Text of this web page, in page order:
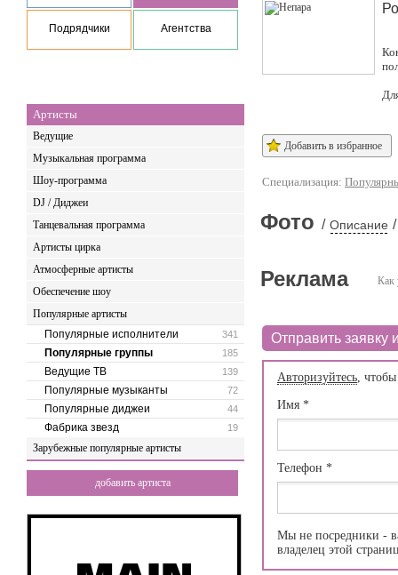
Подрядчики Агентства
Артисты
Ведущие
Музыкальная программа
Шоу-программа
DJ / Диджеи
Танцевальная программа
Артисты цирка
Атмосферные артисты
Обеспечение шоу
Популярные артисты
341
Популярные исполнители
185
Популярные группы
139
Ведущие ТВ
72
Популярные музыканты
44
Популярные диджеи
19
Фабрика звезд
Зарубежные популярные артисты
добавить артиста
Добавить в избранное
Специализация:
Фото / Описание /
Как
Реклама
Отправить заявку
Авторизуйтесь,
Имя *
Телефон *
Мы не посредники -
владелец этой